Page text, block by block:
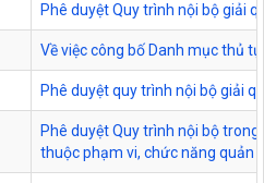
Phê duyệt Quy trình nội bộ giải
Về việc công bố Danh mục thủ
Phê duyệt quy trình nội bộ giải
Phê duyệt Quy trình nội bộ
thuộc phạm vi, chức năng quản